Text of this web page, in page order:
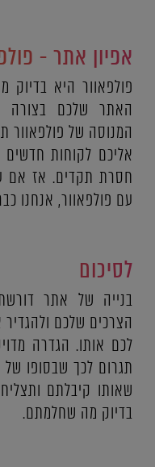
אפיון אתר -
פולפאוור היא
האתר שלכם בצורה
המנוסה של פולפאוור
אליכם לקוחות
חסרת תקדים. אז אם
עם פולפאוור, אנחנו
לסיכום
בנייה של אתר
הצרכים שלכם
לכם אותו. הגדרה
תגרום לכך שבסופו
שאותו קיבלתם
בדיוק מה שחלמתם.